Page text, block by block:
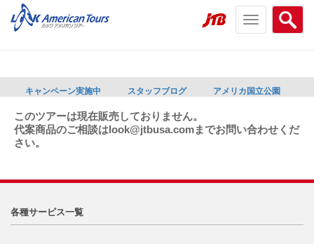
Search
menu
Toggle
navigation
キャンペーン実施中 スタッフブログ アメリカ国立公園
このツアーは現在販売しておりません。
代案商品のご相談はlook@jtbusa.comまでお問い合わせくだ
さい。
各種サービス一覧